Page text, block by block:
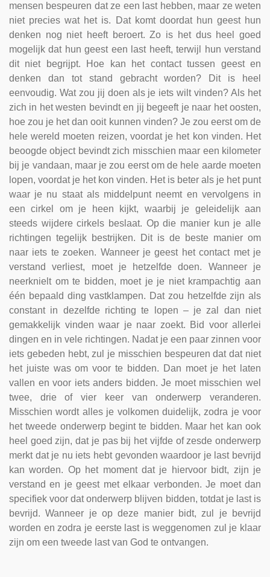
mensen bespeuren dat ze een last hebben, maar ze weten
niet precies wat het is. Dat komt doordat hun geest hun
denken nog niet heeft beroert. Zo is het dus heel goed
mogelijk dat hun geest een last heeft, terwijl hun verstand
dit niet begrijpt. Hoe kan het contact tussen geest en
denken dan tot stand gebracht worden? Dit is heel
eenvoudig. Wat zou jij doen als je iets wilt vinden? Als het
zich in het westen bevindt en jij begeeft je naar het oosten,
hoe zou je het dan ooit kunnen vinden? Je zou eerst om de
hele wereld moeten reizen, voordat je het kon vinden. Het
beoogde object bevindt zich misschien maar een kilometer
bij je vandaan, maar je zou eerst om de hele aarde moeten
lopen, voordat je het kon vinden. Het is beter als je het punt
waar je nu staat als middelpunt neemt en vervolgens in
een cirkel om je heen kijkt, waarbij je geleidelijk aan
steeds wijdere cirkels beslaat. Op die manier kun je alle
richtingen tegelijk bestrijken. Dit is de beste manier om
naar iets te zoeken. Wanneer je geest het contact met je
verstand verliest, moet je hetzelfde doen. Wanneer je
neerknielt om te bidden, moet je je niet krampachtig aan
één bepaald ding vastklampen. Dat zou hetzelfde zijn als
constant in dezelfde richting te lopen – je zal dan niet
gemakkelijk vinden waar je naar zoekt. Bid voor allerlei
dingen en in vele richtingen. Nadat je een paar zinnen voor
iets gebeden hebt, zul je misschien bespeuren dat dat niet
het juiste was om voor te bidden. Dan moet je het laten
vallen en voor iets anders bidden. Je moet misschien wel
twee, drie of vier keer van onderwerp veranderen.
Misschien wordt alles je volkomen duidelijk, zodra je voor
het tweede onderwerp begint te bidden. Maar het kan ook
heel goed zijn, dat je pas bij het vijfde of zesde onderwerp
merkt dat je nu iets hebt gevonden waardoor je last bevrijd
kan worden. Op het moment dat je hiervoor bidt, zijn je
verstand en je geest met elkaar verbonden. Je moet dan
specifiek voor dat onderwerp blijven bidden, totdat je last is
bevrijd. Wanneer je op deze manier bidt, zul je bevrijd
worden en zodra je eerste last is weggenomen zul je klaar
zijn om een tweede last van God te ontvangen.